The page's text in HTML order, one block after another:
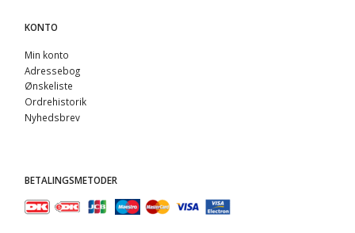
KONTO
Min konto
Adressebog
Ønskeliste
Ordrehistorik
Nyhedsbrev
BETALINGSMETODER